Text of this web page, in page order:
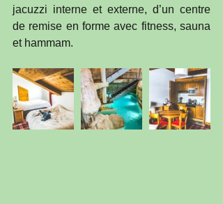
jacuzzi interne et externe, d’un centre
de remise en forme avec fitness, sauna
et hammam.